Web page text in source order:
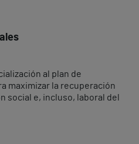
al plan de
maximizar la recuperación
social e, incluso, laboral del